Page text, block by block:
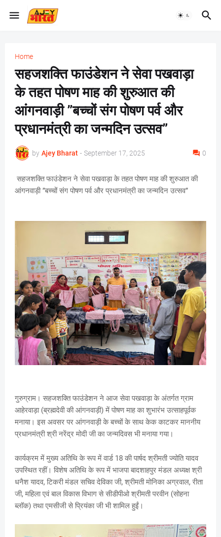
Home
सहजशक्ति फाउंडेशन ने सेवा पखवाड़ा
के तहत पोषण माह की शुरुआत की
आंगनवाड़ी ”बच्चों संग पोषण पर्व और
प्रधानमंत्री का जन्मदिन उत्सव”
by Ajey Bharat - September 17, 2025 0
सहजशक्ति फाउंडेशन ने सेवा पखवाड़ा के तहत पोषण माह की शुरुआत की
आंगनवाड़ी ”बच्चों संग पोषण पर्व और प्रधानमंत्री का जन्मदिन उत्सव”
गुरुग्राम। सहजशक्ति फाउंडेशन ने आज सेवा पखवाड़ा के अंतर्गत ग्राम
आहेरवाड़ा (ब्रह्मदेवी की आंगनवाड़ी) में पोषण माह का शुभारंभ उत्साहपूर्वक
मनाया। इस अवसर पर आंगनवाड़ी के बच्चों के साथ केक काटकर माननीय
प्रधानमंत्री श्री नरेंद्र मोदी जी का जन्मदिवस भी मनाया गया।
कार्यक्रम में मुख्य अतिथि के रूप में वार्ड 18 की पार्षद श्रीमती ज्योति यादव
उपस्थित रहीं। विशेष अतिथि के रूप में भाजपा बादशाहपुर मंडल अध्यक्ष श्री
धनैश यादव, टिकरी मंडल सचिव देविका जी, श्रीमती मोनिका अग्रवाल, रीता
जी, महिला एवं बाल विकास विभाग से सीडीपीओ श्रीमती परवीन (सोहना
ब्लॉक) तथा एमसीजी से प्रियंका जी भी शामिल हुईं।